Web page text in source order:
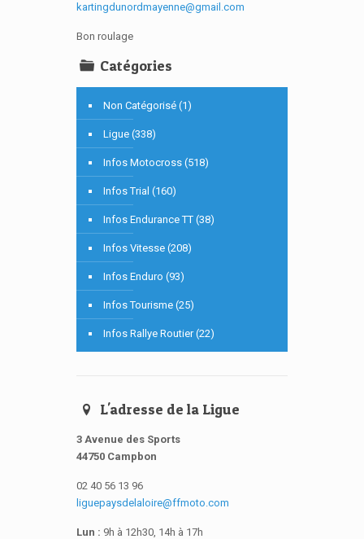
kartingdunordmayenne@gmail.com
Bon roulage
Catégories
Non Catégorisé (1)
Ligue (338)
Infos Motocross (518)
Infos Trial (160)
Infos Endurance TT (38)
Infos Vitesse (208)
Infos Enduro (93)
Infos Tourisme (25)
Infos Rallye Routier (22)
L'adresse de la Ligue
3 Avenue des Sports
44750 Campbon
02 40 56 13 96
liguepaysdelaloire@ffmoto.com
Lun : 9h à 12h30, 14h à 17h